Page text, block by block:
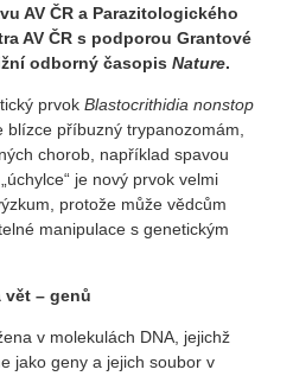
AV ČR a Parazitologického
AV ČR s podporou Grantové
odborný časopis Nature.
prvok Blastocrithidia nonstop
blízce příbuzný trypanozomám,
chorob, například spavou
je nový prvok velmi
protože může vědcům
manipulace s genetickým
vět – genů
v molekulách DNA, jejichž
jako geny a jejich soubor v